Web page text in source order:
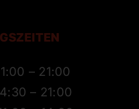
– 21:00
– 21:00